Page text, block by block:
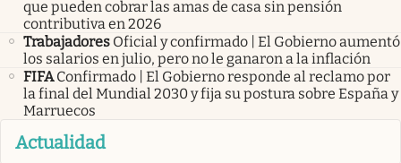
que pueden cobrar las amas de casa sin pensión
contributiva en 2026
Trabajadores Oficial y confirmado | El Gobierno aumentó
los salarios en julio, pero no le ganaron a la inflación
FIFA Confirmado | El Gobierno responde al reclamo por
la final del Mundial 2030 y fija su postura sobre España y
Marruecos
Actualidad